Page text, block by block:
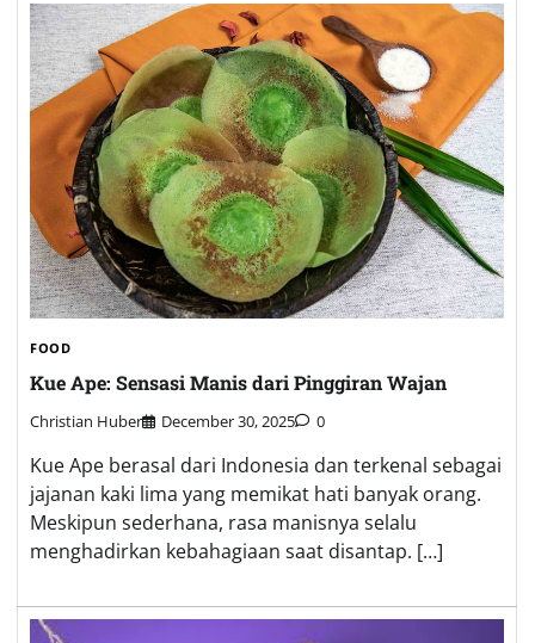
FOOD
Kue Ape: Sensasi Manis dari Pinggiran Wajan
Christian Huber December 30, 2025 0
Kue Ape berasal dari Indonesia dan terkenal sebagai
jajanan kaki lima yang memikat hati banyak orang.
Meskipun sederhana, rasa manisnya selalu
menghadirkan kebahagiaan saat disantap. […]